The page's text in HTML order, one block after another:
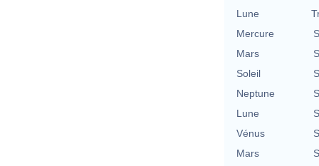
Lune
Mercure
Mars
Soleil
Neptune
Lune
Vénus
Mars